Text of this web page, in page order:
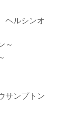
ヘルシンオ
～
サンプトン